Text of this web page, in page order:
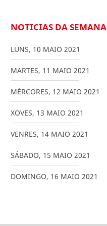
NOTICIAS DA SEMANA
LUNS, 10 MAIO 2021
MARTES, 11 MAIO 2021
MÉRCORES, 12 MAIO 2021
XOVES, 13 MAIO 2021
VENRES, 14 MAIO 2021
SÁBADO, 15 MAIO 2021
DOMINGO, 16 MAIO 2021